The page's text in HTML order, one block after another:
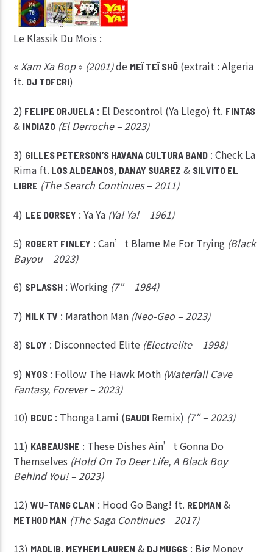
Le Klassik Du Mois :
«Xam Xa Bop» (2001)de MEÏ TEÏ SHÔ (extrait : Algeria
ft. DJ TOFCRI)
2) FELIPE ORJUELA : El Descontrol (Ya Llego) ft. FINTAS
& INDIAZO (El Derroche – 2023)
3) GILLES PETERSON’S HAVANA CULTURA BAND : Check La
Rima ft. LOS ALDEANOS, DANAY SUAREZ & SILVITO EL
LIBRE (The Search Continues – 2011)
4) LEE DORSEY : Ya Ya (Ya! Ya! – 1961)
5) ROBERT FINLEY : Can’t Blame Me For Trying (Black
Bayou – 2023)
6) SPLASSH : Working (7″ – 1984)
7) MILK TV : Marathon Man (Neo-Geo – 2023)
8) SLOY : Disconnected Elite (Electrelite – 1998)
9) NYOS : Follow The Hawk Moth (Waterfall Cave
Fantasy, Forever – 2023)
10) BCUC : Thonga Lami (GAUDI Remix) (7″ – 2023)
11) KABEAUSHE : These Dishes Ain’t Gonna Do
Themselves (Hold On To Deer Life, A Black Boy
Behind You! – 2023)
12)WU-TANG CLAN : Hood Go Bang! ft. REDMAN &
METHOD MAN (The Saga Continues – 2017)
13) MADLIB, MEYHEM LAUREN & DJ MUGGS : Big Money